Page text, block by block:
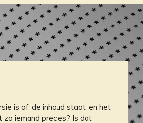
is af, de inhoud staat, en het
zo iemand precies? Is dat